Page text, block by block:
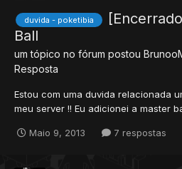
duvida - poketibia
Ball
um tópico no fórum postou
Resposta
Estou com uma duvida relacionada
meu server !! Eu adicionei a master
porque nao consigo usa ela pra
Maio 9, 2013 7 respostas